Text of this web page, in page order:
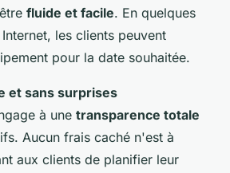
fluide et facile. En quelques
les clients peuvent
pour la date souhaitée.
et sans surprises
à une transparence totale
Aucun frais caché n'est à
aux clients de planifier leur